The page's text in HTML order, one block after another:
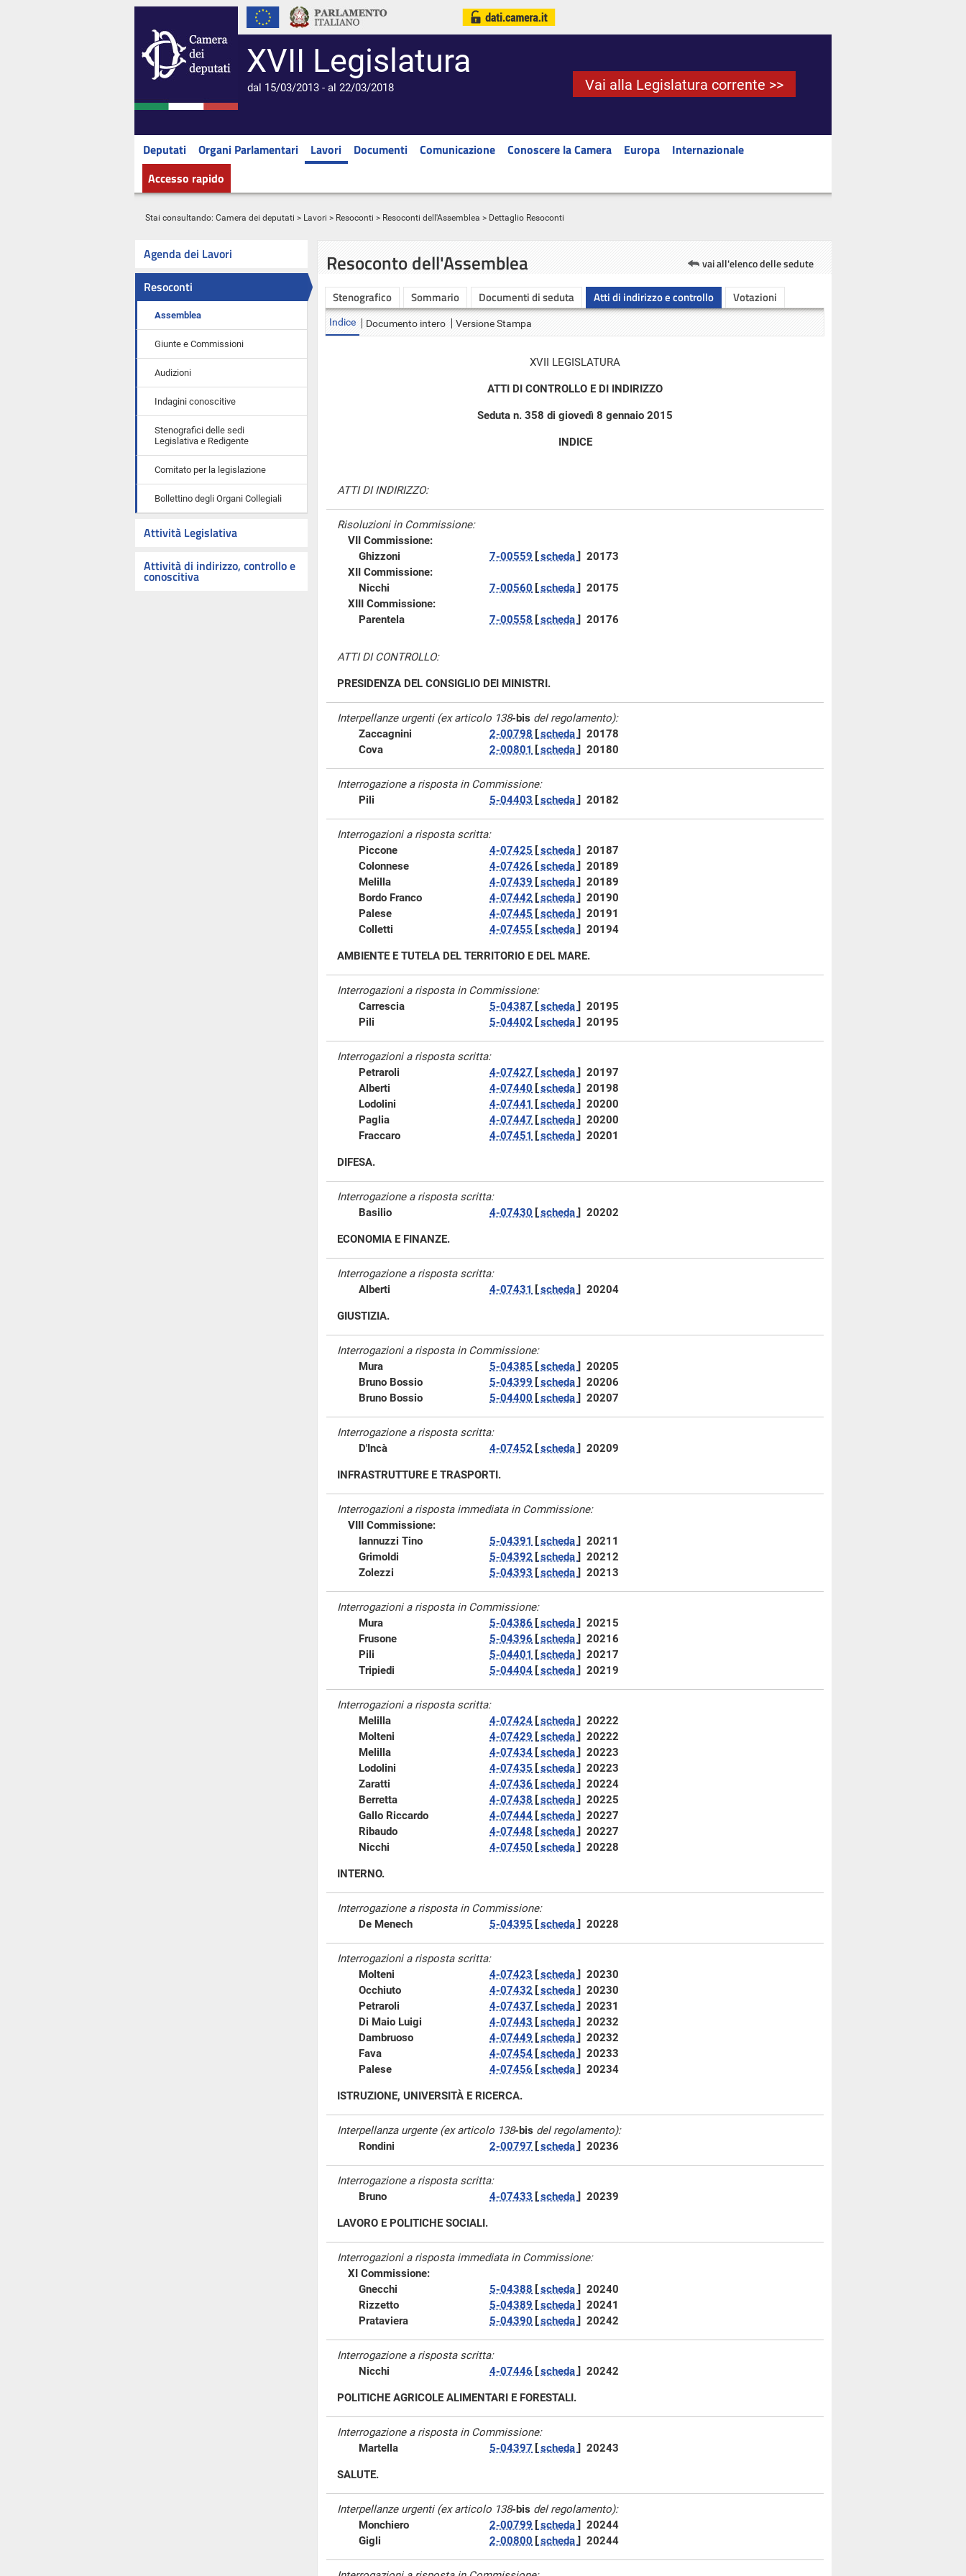
XVII Legislatura
dal 15/03/2013 - al 22/03/2018 Vai alla Legislatura corrente >>
Deputati Organi Parlamentari Lavori Documenti Comunicazione Conoscere la Camera Europa
Internazionale
Accesso rapido
Stai consultando: Camera dei deputati > Lavori > Resoconti > Resoconti dell'Assemblea > Dettaglio Resoconti
Agenda dei Lavori
Resoconti
Assemblea
Giunte e Commissioni
Audizioni
Indagini conoscitive
Stenografici delle sedi
Legislativa e Redigente
Comitato per la legislazione
Bollettino degli Organi Collegiali
Attività Legislativa
Attività di indirizzo, controllo e
conoscitiva
Resoconto dell'Assemblea vai all'elenco delle sedute
Stenografico Sommario Documenti di seduta Atti di indirizzo e controllo Votazioni
Indice Documento intero Versione Stampa
XVII LEGISLATURA
ATTI DI CONTROLLO E DI INDIRIZZO
Seduta n. 358 di giovedì 8 gennaio 2015
INDICE
ATTI DI INDIRIZZO:
Risoluzioni in Commissione:
VII Commissione:
Ghizzoni
7-00559 [ scheda ] 20173
XII Commissione:
Nicchi
7-00560 [ scheda ] 20175
XIII Commissione:
Parentela
7-00558 [ scheda ] 20176
ATTI DI CONTROLLO:
PRESIDENZA DEL CONSIGLIO DEI MINISTRI.
Interpellanze urgenti (ex articolo 138-bis del regolamento):
Zaccagnini
2-00798 [ scheda ] 20178
Cova
2-00801 [ scheda ] 20180
Interrogazione a risposta in Commissione:
Pili
5-04403 [ scheda ] 20182
Interrogazioni a risposta scritta:
Piccone
4-07425 [ scheda ] 20187
Colonnese
4-07426 [ scheda ] 20189
Melilla
4-07439 [ scheda ] 20189
Bordo Franco
4-07442 [ scheda ] 20190
Palese
4-07445 [ scheda ] 20191
Colletti
4-07455 [ scheda ] 20194
AMBIENTE E TUTELA DEL TERRITORIO E DEL MARE.
Interrogazioni a risposta in Commissione:
Carrescia
5-04387 [ scheda ] 20195
Pili
5-04402 [ scheda ] 20195
Interrogazioni a risposta scritta:
Petraroli
4-07427 [ scheda ] 20197
Alberti
4-07440 [ scheda ] 20198
Lodolini
4-07441 [ scheda ] 20200
Paglia
4-07447 [ scheda ] 20200
Fraccaro
4-07451 [ scheda ] 20201
DIFESA.
Interrogazione a risposta scritta:
Basilio
4-07430 [ scheda ] 20202
ECONOMIA E FINANZE.
Interrogazione a risposta scritta:
Alberti
4-07431 [ scheda ] 20204
GIUSTIZIA.
Interrogazioni a risposta in Commissione:
Mura
5-04385 [ scheda ] 20205
Bruno Bossio
5-04399 [ scheda ] 20206
Bruno Bossio
5-04400 [ scheda ] 20207
Interrogazione a risposta scritta:
D'Incà
4-07452 [ scheda ] 20209
INFRASTRUTTURE E TRASPORTI.
Interrogazioni a risposta immediata in Commissione:
VIII Commissione:
Iannuzzi Tino
5-04391 [ scheda ] 20211
Grimoldi
5-04392 [ scheda ] 20212
Zolezzi
5-04393 [ scheda ] 20213
Interrogazioni a risposta in Commissione:
Mura
5-04386 [ scheda ] 20215
Frusone
5-04396 [ scheda ] 20216
Pili
5-04401 [ scheda ] 20217
Tripiedi
5-04404 [ scheda ] 20219
Interrogazioni a risposta scritta:
Melilla
4-07424 [ scheda ] 20222
Molteni
4-07429 [ scheda ] 20222
Melilla
4-07434 [ scheda ] 20223
Lodolini
4-07435 [ scheda ] 20223
Zaratti
4-07436 [ scheda ] 20224
Berretta
4-07438 [ scheda ] 20225
Gallo Riccardo
4-07444 [ scheda ] 20227
Ribaudo
4-07448 [ scheda ] 20227
Nicchi
4-07450 [ scheda ] 20228
INTERNO.
Interrogazione a risposta in Commissione:
De Menech
5-04395 [ scheda ] 20228
Interrogazioni a risposta scritta:
Molteni
4-07423 [ scheda ] 20230
Occhiuto
4-07432 [ scheda ] 20230
Petraroli
4-07437 [ scheda ] 20231
Di Maio Luigi
4-07443 [ scheda ] 20232
Dambruoso
4-07449 [ scheda ] 20232
Fava
4-07454 [ scheda ] 20233
Palese
4-07456 [ scheda ] 20234
ISTRUZIONE, UNIVERSITÀ E RICERCA.
Interpellanza urgente (ex articolo 138-bis del regolamento):
Rondini
2-00797 [ scheda ] 20236
Interrogazione a risposta scritta:
Bruno
4-07433 [ scheda ] 20239
LAVORO E POLITICHE SOCIALI.
Interrogazioni a risposta immediata in Commissione:
XI Commissione:
Gnecchi
5-04388 [ scheda ] 20240
Rizzetto
5-04389 [ scheda ] 20241
Prataviera
5-04390 [ scheda ] 20242
Interrogazione a risposta scritta:
Nicchi
4-07446 [ scheda ] 20242
POLITICHE AGRICOLE ALIMENTARI E FORESTALI.
Interrogazione a risposta in Commissione:
Martella
5-04397 [ scheda ] 20243
SALUTE.
Interpellanze urgenti (ex articolo 138-bis del regolamento):
Monchiero
2-00799 [ scheda ] 20244
Gigli
2-00800 [ scheda ] 20244